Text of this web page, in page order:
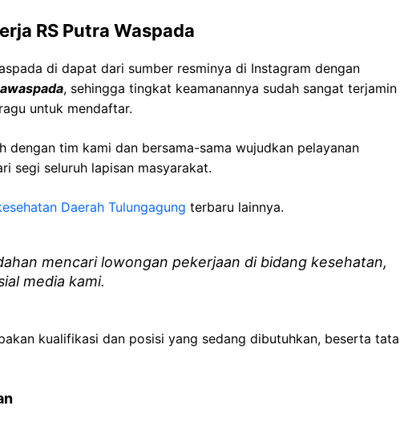
RS Putra Waspada
di dapat dari sumber resminya di Instagram dengan
, sehingga tingkat keamanannya sudah sangat terjamin
untuk mendaftar.
dengan tim kami dan bersama-sama wujudkan pelayanan
segi seluruh lapisan masyarakat.
Daerah Tulungagung terbaru lainnya.
mencari lowongan pekerjaan di bidang kesehatan,
media kami.
kualifikasi dan posisi yang sedang dibutuhkan, beserta tata